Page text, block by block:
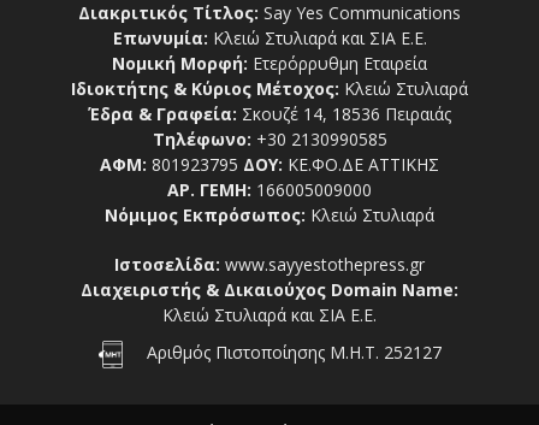
Διακριτικός Τίτλος: Say Yes Communications
Επωνυμία: Κλειώ Στυλιαρά και ΣΙΑ Ε.Ε.
Νομική Μορφή: Ετερόρρυθμη Εταιρεία
Ιδιοκτήτης & Κύριος Μέτοχος: Κλειώ Στυλιαρά
Έδρα & Γραφεία: Σκουζέ 14, 18536 Πειραιάς
Τηλέφωνο: +30 2130990585
ΑΦΜ: 801923795 ΔΟΥ: ΚΕ.ΦΟ.ΔΕ ΑΤΤΙΚΗΣ
ΑΡ. ΓΕΜΗ: 166005009000
Νόμιμος Εκπρόσωπος: Κλειώ Στυλιαρά
Ιστοσελίδα: www.sayyestothepress.gr
Διαχειριστής & Δικαιούχος Domain Name:
Κλειώ Στυλιαρά και ΣΙΑ Ε.Ε.
Αριθμός Πιστοποίησης Μ.Η.Τ. 252127